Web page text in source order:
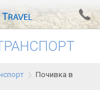
на резервация
Почивка в